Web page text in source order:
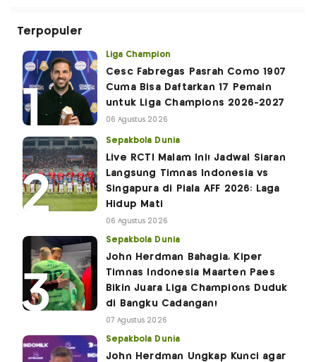
Terpopuler
Liga Champion
Cesc Fabregas Pasrah Como 1907
Cuma Bisa Daftarkan 17 Pemain
untuk Liga Champions 2026-2027
06 Agustus 2026
Sepakbola Dunia
Live RCTI Malam Ini! Jadwal Siaran
Langsung Timnas Indonesia vs
Singapura di Piala AFF 2026: Laga
Hidup Mati
06 Agustus 2026
Sepakbola Dunia
John Herdman Bahagia, Kiper
Timnas Indonesia Maarten Paes
Bikin Juara Liga Champions Duduk
di Bangku Cadangan!
07 Agustus 2026
Sepakbola Dunia
John Herdman Ungkap Kunci agar